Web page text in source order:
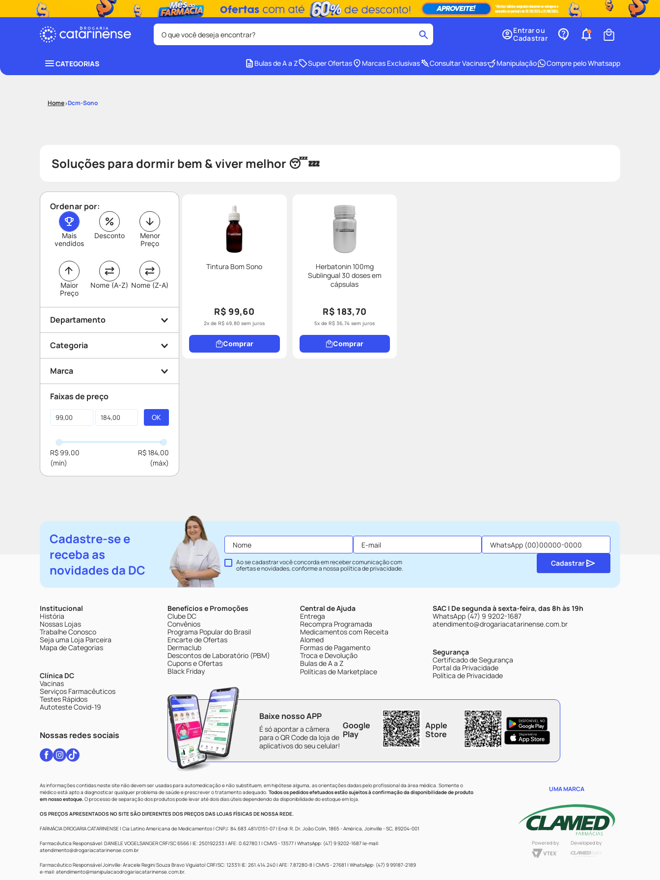
O que você deseja encontrar?
Entrar ou
Cadastrar
CATEGORIAS Bulas de A a Z Super Ofertas Marcas Exclusivas Consultar Vacinas Manipulação Compre pelo Whatsapp
Dcm-Sono
Soluções para dormir bem & viver melhor 😴💤
Ordenar por:
Mais
vendidos
Desconto
Maior
Preço
Menor
Preço
Nome (A-Z) Nome (Z-A)
Departamento
Manipulação
Categoria
Nutracêuticos e
Fitoterápicos
Cuidados com a Saúde
Marca
Drogaria Catarinense
Manipulação
Faixas de preço
R$ 99,00 R$ 184,00
Tintura Bom Sono
R$ 99,60
2x de R$ 49,80 sem juros
Comprar
Herbatonin 100mg
Sublingual 30 doses em
cápsulas
R$ 183,70
5x de R$ 36,74 sem juros
Comprar
Cadastre-se e
receba as
novidades da DC
Ao se cadastrar você concorda em receber comunicação com
ofertas e novidades, conforme a nossapolítica de privacidade.
Cadastrar
Institucional
História
Nossas Lojas
Trabalhe Conosco
Seja uma Loja Parceira
Mapa de Categorias
Clínica DC
Vacinas
Serviços Farmacêuticos
Testes Rápidos
Autoteste Covid-19
Nossas redes sociais
Benefícios e Promoções
Clube DC
Convênios
Programa Popular do Brasil
Encarte de Ofertas
Dermaclub
Descontos de Laboratório (PBM)
Cupons e Ofertas
Black Friday
Central de Ajuda
Entrega
Recompra Programada
Medicamentos com Receita
Alomed
Formas de Pagamento
Troca e Devolução
Bulas de A a Z
Políticas de Marketplace
SAC | De segunda à sexta-feira, das 8h às 19h
WhatsApp (47) 9 9202-1687
atendimento@drogariacatarinense.com.br
Segurança
Certificado de Segurança
Portal da Privacidade
Política de Privacidade
Baixe nosso APP
É só apontar a câmera
para o QR Code da loja de
aplicativos do seu celular!
Google
Play
Apple
Store
As informações contidas neste site não devem ser usadas para automedicação e não substituem, em hipótese alguma, as orientações dadas pelo profissional da área médica. Somente o
médico está apto a diagnosticar qualquer problema de saúde e prescrever o tratamento adequado. Todos os pedidos efetuados estão sujeitos à confirmação da disponibilidade de produto
em nosso estoque.O processo de separação dos produtos pode levar até dois dias úteis dependendo da disponibilidade do estoque em loja.
OS PREÇOS APRESENTADOS NO SITE SÃO DIFERENTES DOS PREÇOS DAS LOJAS FÍSICAS DE NOSSA REDE.
FARMÁCIA DROGARIA CATARINENSE | Cia Latino Americana de Medicamentos | CNPJ: 84.683.481/0151-07 | End: R. Dr. João Colin, 1865 - América, Joinville - SC, 89204-001
Farmacêutica Responsável: DANIELE VOGELSANGER CRF/SC 6566 | IE: 250192233 | AFE: 0.62780.1 | CMVS - 13577 | WhatsApp: (47) 9 9202-1687 |e-mail:
atendimento@drogariacatarinense.com.br
Farmacêutico Responsável Joinville: Aracele Regini Souza Bravo Viguiato| CRF/SC: 12331| IE: 261.414.240 | AFE: 7.87280-8 | CMVS - 27681 | WhatsApp: (47) 9 99187-2189
e-mail: atendimento@manipulacaodrogariacatarinense.com.br.
UMA MARCA
Powered by Developed by